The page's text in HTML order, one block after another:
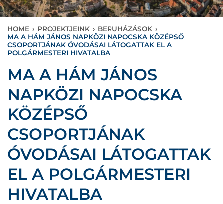
HOME › PROJEKTJEINK › BERUHÁZÁSOK ›
MA A HÁM JÁNOS NAPKÖZI NAPOCSKA KÖZÉPSŐ
CSOPORTJÁNAK ÓVODÁSAI LÁTOGATTAK EL A
POLGÁRMESTERI HIVATALBA
MA A HÁM JÁNOS
NAPKÖZI NAPOCSKA
KÖZÉPSŐ
CSOPORTJÁNAK
ÓVODÁSAI LÁTOGATTAK
EL A POLGÁRMESTERI
HIVATALBA